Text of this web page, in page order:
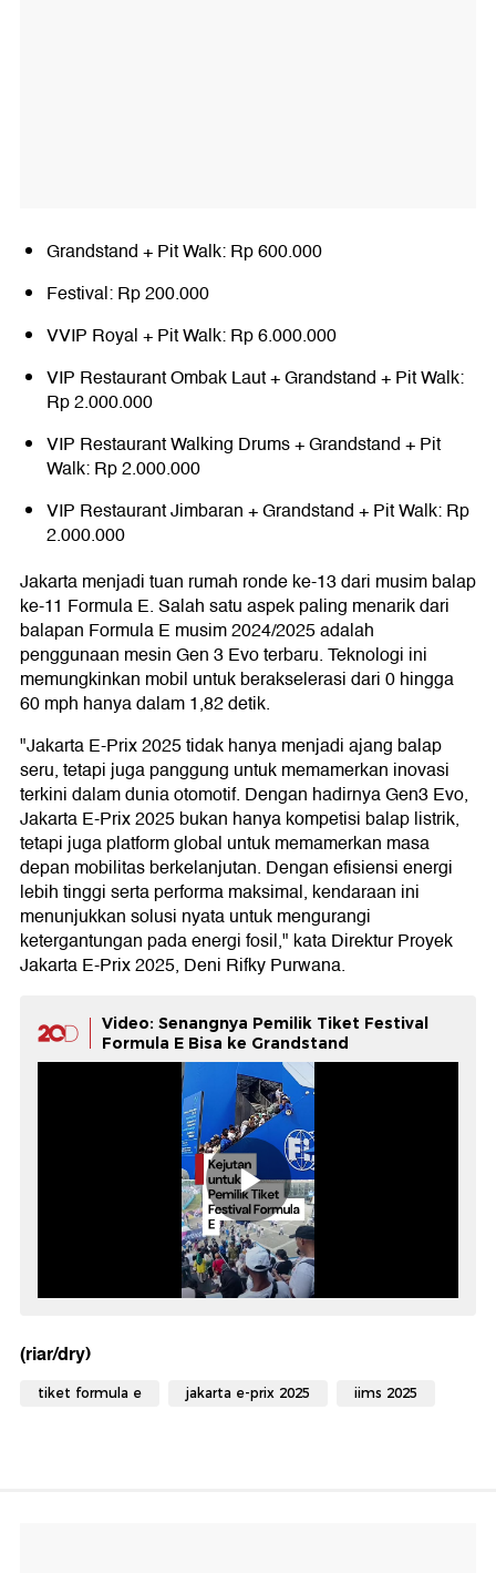
Grandstand + Pit Walk: Rp 600.000
Festival: Rp 200.000
VVIP Royal + Pit Walk: Rp 6.000.000
VIP Restaurant Ombak Laut + Grandstand + Pit Walk:
Rp 2.000.000
VIP Restaurant Walking Drums + Grandstand + Pit
Walk: Rp 2.000.000
VIP Restaurant Jimbaran + Grandstand + Pit Walk: Rp
2.000.000
Jakarta menjadi tuan rumah ronde ke-13 dari musim balap
ke-11 Formula E. Salah satu aspek paling menarik dari
balapan Formula E musim 2024/2025 adalah
penggunaan mesin Gen 3 Evo terbaru. Teknologi ini
memungkinkan mobil untuk berakselerasi dari 0 hingga
60 mph hanya dalam 1,82 detik.
"Jakarta E-Prix 2025 tidak hanya menjadi ajang balap
seru, tetapi juga panggung untuk memamerkan inovasi
terkini dalam dunia otomotif. Dengan hadirnya Gen3 Evo,
Jakarta E-Prix 2025 bukan hanya kompetisi balap listrik,
tetapi juga platform global untuk memamerkan masa
depan mobilitas berkelanjutan. Dengan efisiensi energi
lebih tinggi serta performa maksimal, kendaraan ini
menunjukkan solusi nyata untuk mengurangi
ketergantungan pada energi fosil," kata Direktur Proyek
Jakarta E-Prix 2025, Deni Rifky Purwana.
Video: Senangnya Pemilik Tiket Festival
Formula E Bisa ke Grandstand
(riar/dry)
tiket formula e jakarta e-prix 2025 iims 2025